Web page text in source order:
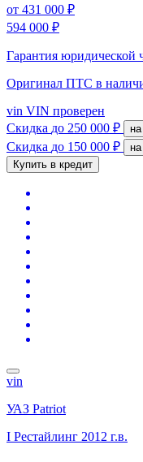
от 431 000 ₽
594 000 ₽
Гарантия юридической
Оригинал ПТС в
vin VIN проверен
Скидка до 250 000 ₽
Скидка до 150 000 ₽
Купить в кредит
vin
УАЗ Patriot
I Рестайлинг 2012 г.в.